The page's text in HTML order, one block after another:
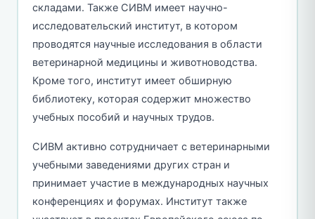
складами. Также СИВМ имеет научно-
исследовательский институт, в котором
проводятся научные исследования в области
ветеринарной медицины и животноводства.
Кроме того, институт имеет обширную
библиотеку, которая содержит множество
учебных пособий и научных трудов.
СИВМ активно сотрудничает с ветеринарными
учебными заведениями других стран и
принимает участие в международных научных
конференциях и форумах. Институт также